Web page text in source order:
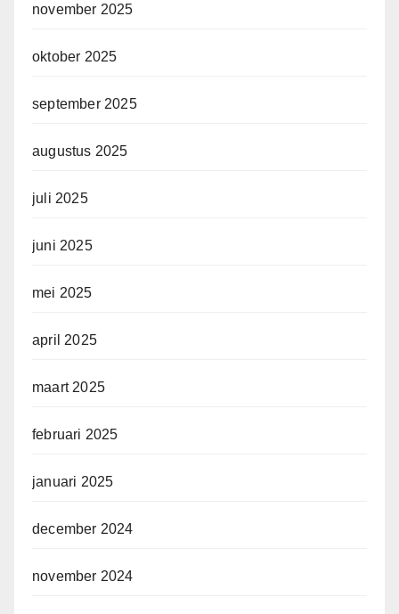
november 2025
oktober 2025
september 2025
augustus 2025
juli 2025
juni 2025
mei 2025
april 2025
maart 2025
februari 2025
januari 2025
december 2024
november 2024